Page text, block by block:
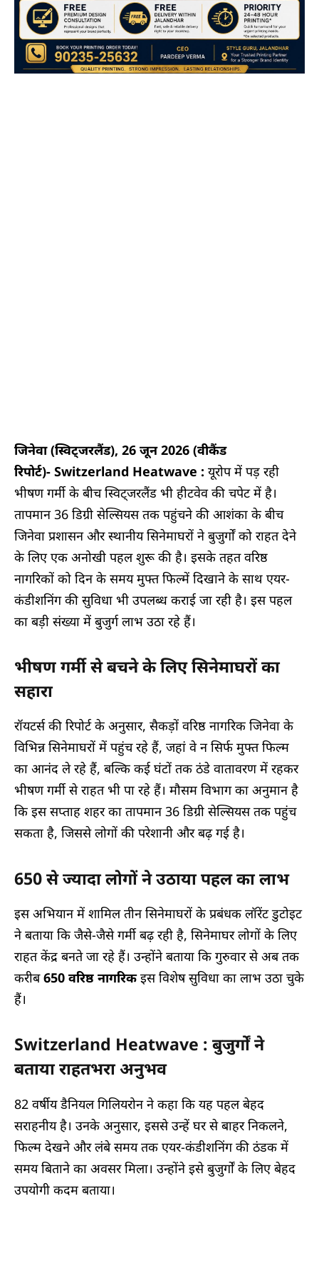
जिनेवा (स्विट्जरलैंड), 26 जून 2026 (वीकैंड
रिपोर्ट)- Switzerland Heatwave : यूरोप में पड़ रही
भीषण गर्मी के बीच स्विट्जरलैंड भी हीटवेव की चपेट में है।
तापमान 36 डिग्री सेल्सियस तक पहुंचने की आशंका के बीच
जिनेवा प्रशासन और स्थानीय सिनेमाघरों ने बुजुर्गों को राहत देने
के लिए एक अनोखी पहल शुरू की है। इसके तहत वरिष्ठ
नागरिकों को दिन के समय मुफ्त फिल्में दिखाने के साथ एयर-
कंडीशनिंग की सुविधा भी उपलब्ध कराई जा रही है। इस पहल
का बड़ी संख्या में बुजुर्ग लाभ उठा रहे हैं।
भीषण गर्मी से बचने के लिए सिनेमाघरों का
सहारा
रॉयटर्स की रिपोर्ट के अनुसार, सैकड़ों वरिष्ठ नागरिक जिनेवा के
विभिन्न सिनेमाघरों में पहुंच रहे हैं, जहां वे न सिर्फ मुफ्त फिल्म
का आनंद ले रहे हैं, बल्कि कई घंटों तक ठंडे वातावरण में रहकर
भीषण गर्मी से राहत भी पा रहे हैं। मौसम विभाग का अनुमान है
कि इस सप्ताह शहर का तापमान 36 डिग्री सेल्सियस तक पहुंच
सकता है, जिससे लोगों की परेशानी और बढ़ गई है।
650 से ज्यादा लोगों ने उठाया पहल का लाभ
इस अभियान में शामिल तीन सिनेमाघरों के प्रबंधक लॉरेंट डुटोइट
ने बताया कि जैसे-जैसे गर्मी बढ़ रही है, सिनेमाघर लोगों के लिए
राहत केंद्र बनते जा रहे हैं। उन्होंने बताया कि गुरुवार से अब तक
करीब650 वरिष्ठ नागरिकइस विशेष सुविधा का लाभ उठा चुके
हैं।
Switzerland Heatwave : बुजुर्गों ने
बताया राहतभरा अनुभव
82 वर्षीय डैनियल गिलियरोन ने कहा कि यह पहल बेहद
सराहनीय है। उनके अनुसार, इससे उन्हें घर से बाहर निकलने,
फिल्म देखने और लंबे समय तक एयर-कंडीशनिंग की ठंडक में
समय बिताने का अवसर मिला। उन्होंने इसे बुजुर्गों के लिए बेहद
उपयोगी कदम बताया।